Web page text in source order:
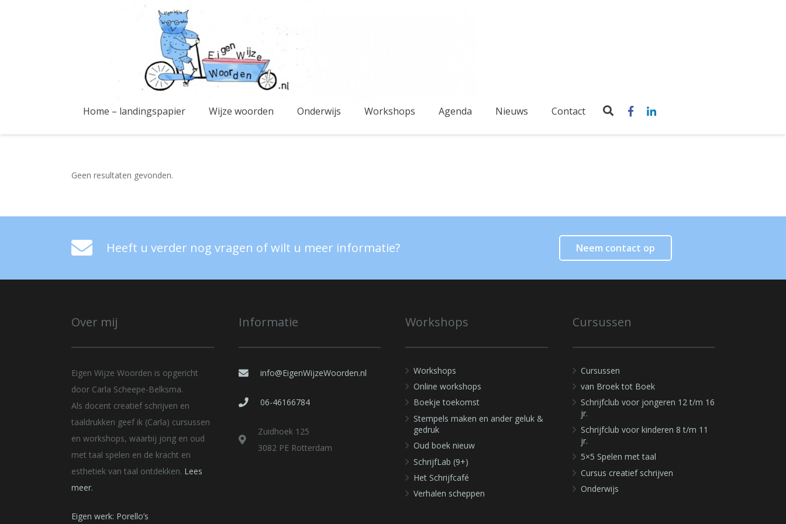
Home – landingspapier Wijze woorden Onderwijs Workshops Agenda Nieuws Contact
Geen resultaten gevonden.
Heeft u verder nog vragen of wilt u meer informatie? Neem contact op
Over mij
Eigen Wijze Woorden is opgericht
door Carla Scheepe-Belksma.
Als docent creatief schrijven en
taaldrukken geef ik (Carla) cursussen
en workshops, waarbij jong en oud
met taal spelen en de kracht en
esthetiek van taal ontdekken. Lees
meer.
Eigen werk: Porello’s
Informatie
info@EigenWijzeWoorden.nl
06-46166784
Zuidhoek 125
3082 PE Rotterdam
Workshops
Workshops
Online workshops
Boekje toekomst
Stempels maken en ander geluk &
gedruk
Oud boek nieuw
SchrijfLab (9+)
Het Schrijfcafé
Verhalen scheppen
Cursussen
Cursussen
van Broek tot Boek
Schrijfclub voor jongeren 12 t/m 16
jr.
Schrijfclub voor kinderen 8 t/m 11
jr.
5×5 Spelen met taal
Cursus creatief schrijven
Onderwijs